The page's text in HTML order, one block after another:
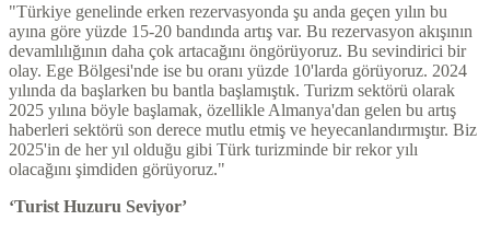
"Türkiye genelinde erken rezervasyonda şu anda geçen yılın bu
ayına göre yüzde 15-20 bandında artış var. Bu rezervasyon akışının
devamlılığının daha çok artacağını öngörüyoruz. Bu sevindirici bir
olay. Ege Bölgesi'nde ise bu oranı yüzde 10'larda görüyoruz. 2024
yılında da başlarken bu bantla başlamıştık. Turizm sektörü olarak
2025 yılına böyle başlamak, özellikle Almanya'dan gelen bu artış
haberleri sektörü son derece mutlu etmiş ve heyecanlandırmıştır. Biz
2025'in de her yıl olduğu gibi Türk turizminde bir rekor yılı
olacağını şimdiden görüyoruz."
‘Turist Huzuru Seviyor’